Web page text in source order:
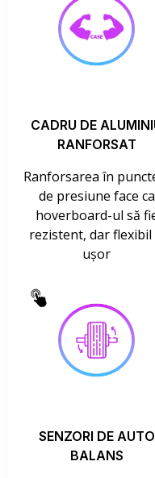
CADRU DE
RANFORSAT
Ranforsarea în
de presiune face ca
hoverboard-ul să
rezistent, dar flexibil
ușor
SENZORI DE AUTO
BALANS